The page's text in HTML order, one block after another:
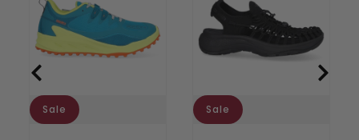
Fjord
Blue/Evening
Primrose
Sale
Sandalen
Black/Black
Sale